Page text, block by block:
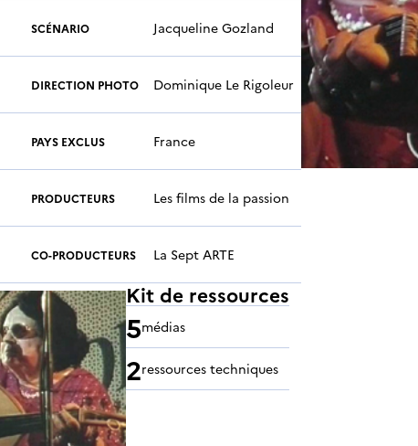
SCÉNARIO Jacqueline Gozland
DIRECTION PHOTO Dominique Le Rigoleur
PAYS EXCLUS France
PRODUCTEURS Les films de la passion
CO-PRODUCTEURS La Sept ARTE
Kit de ressources
5médias
2ressources techniques